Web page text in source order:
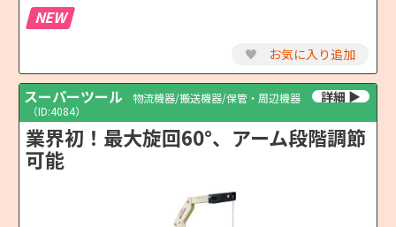
NEW
♥ お気に入り追加
スーパーツール
物流機器/搬送機器/保管・周辺機器
（ID:4084）
業界初！最大旋回60°、アーム段階調節
可能